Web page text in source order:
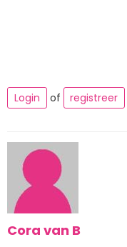
Login
of registreer
Cora van B